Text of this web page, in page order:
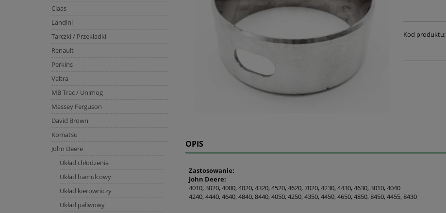
Claas
Landini
Tarczki / Przekładki
Renault
Perkins
Valtra
MB Trac / Unimog
Massey Ferguson
David Brown
Komatsu
John Deere
Układ chłodzenia
Układ hamulcowy
Układ kierowniczy
Układ paliwowy
Kod produktu:
OPIS
Zastosowanie:
John Deere:
4010, 3020, 4000, 4020, 4320, 4520, 4620, 7020, 4230, 4430, 4630, 3010, 4040
4240, 4440, 4640, 4840, 8440, 4050, 4250, 4350, 4450, 4650, 4850, 8450, 4455, 8430